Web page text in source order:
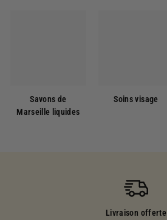
Savons de
Marseille liquides
Soins visage
Livraison offerte